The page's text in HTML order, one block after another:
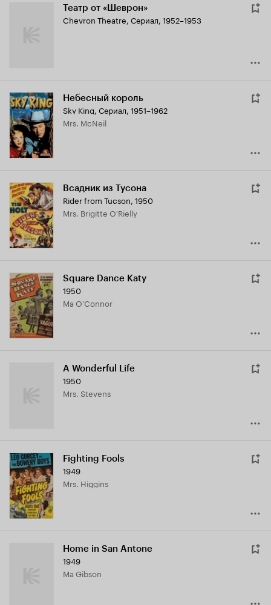
Театр от «Шеврон»
Chevron Theatre, Сериал, 1952–1953
Небесный король
Sky King, Сериал, 1951–1962
Mrs. McNeil
Всадник из Тусона
Rider from Tucson, 1950
Mrs. Brigitte O'Rielly
Square Dance Katy
1950
Ma O'Connor
A Wonderful Life
1950
Mrs. Stevens
Fighting Fools
1949
Mrs. Higgins
Home in San Antone
1949
Ma Gibson